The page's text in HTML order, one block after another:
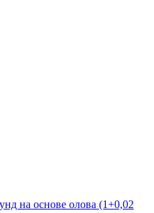
на основе олова (1+0,02